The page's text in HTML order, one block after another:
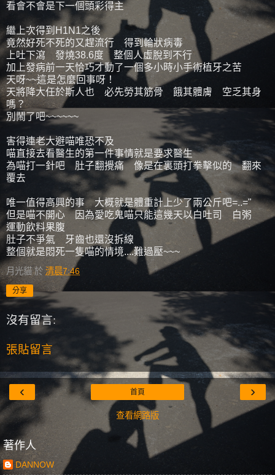
看會不會是下一個頭彩得主
繼上次得到H1N1之後
竟然好死不死的又趕流行 得到輪狀病毒
上吐下瀉 發燒38.6度 整個人虛脫到不行
加上發病前一天恰巧才動了一個多小時小手術植牙之苦
天呀~~這是怎麼回事呀！
天將降大任於斯人也 必先勞其筋骨 餓其體膚 空乏其身
嗎？
別鬧了吧~~~~~~
害得連老大避喵唯恐不及
喵直接去看醫生的第一件事情就是要求醫生
為喵打一針吧 肚子翻攪痛 像是在裏頭打拳擊似的 翻來
覆去
唯一值得高興的事 大概就是體重計上少了兩公斤吧=..="
但是喵不開心 因為愛吃鬼喵只能這幾天以白吐司 白粥
運動飲料果腹
肚子不爭氣 牙齒也還沒拆線
整個就是悶死一隻喵的情境....難過壓~~~
月光貓 於 清晨7:46
分享
沒有留言:
張貼留言
‹ ›
首頁
查看網路版
著作人
DANNOW